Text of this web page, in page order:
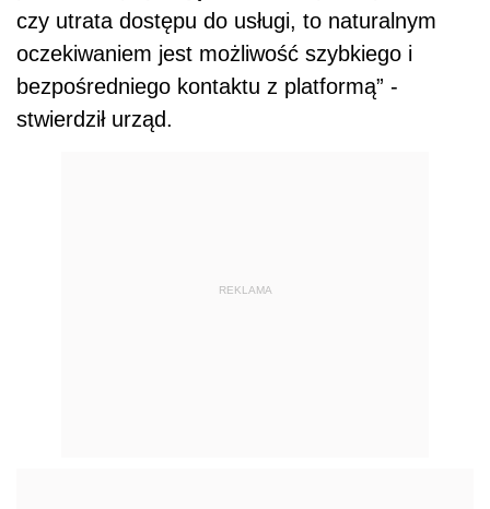
czy utrata dostępu do usługi, to naturalnym
oczekiwaniem jest możliwość szybkiego i
bezpośredniego kontaktu z platformą” -
stwierdził urząd.
REKLAMA